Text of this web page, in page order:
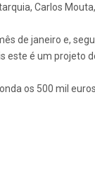
Carlos
de janeiro e,
este é um projeto
os 500 mil